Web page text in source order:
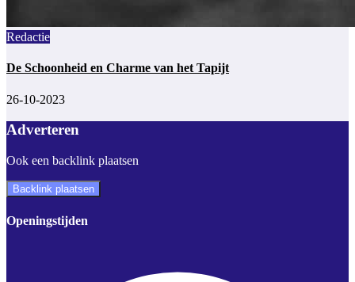
Redactie
De Schoonheid en Charme van het Tapijt
26-10-2023
Adverteren
Ook een backlink plaatsen
Backlink plaatsen
Openingstijden